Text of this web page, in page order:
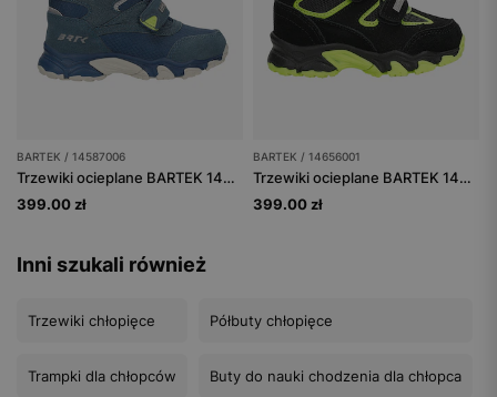
BARTEK / 14587006
Trzewiki ocieplane BARTEK 14587006, niebieski
399.00 zł
BARTEK / 14656001
Trzewiki ocieplane BARTEK 14656001, dla chłopców, czarno-zielony
399.00 zł
Inni szukali również
Trzewiki chłopięce
Trampki dla chłopców
Półbuty chłopięce
Buty do nauki chodzenia dla chłopca